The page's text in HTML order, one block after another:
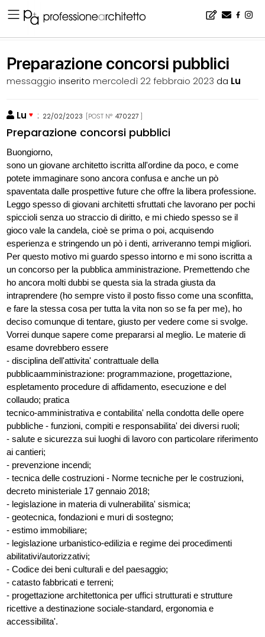
Preparazione concorsi pubblici
messaggio inseritomercoledì 22 febbraio 2023 da Lu
Lu : 22/02/2023 [POST N° 470227 ]
Preparazione concorsi pubblici
Buongiorno,
sono un giovane architetto iscritta all'ordine da poco, e come
potete immaginare sono ancora confusa e anche un pò
spaventata dalle prospettive future che offre la libera professione.
Leggo spesso di giovani architetti sfruttati che lavorano per pochi
spiccioli senza uo straccio di diritto, e mi chiedo spesso se il
gioco vale la candela, cioè se prima o poi, acquisendo
esperienza e stringendo un pò i denti, arriveranno tempi migliori.
Per questo motivo mi guardo spesso intorno e mi sono iscritta a
un concorso per la pubblica amministrazione. Premettendo che
ho ancora molti dubbi se questa sia la strada giusta da
intraprendere (ho sempre visto il posto fisso come una sconfitta,
e fare la stessa cosa per tutta la vita non so se fa per me), ho
deciso comunque di tentare, giusto per vedere come si svolge.
Vorrei dunque sapere come prepararsi al meglio. Le materie di
esame dovrebbero essere
- disciplina dell'attivita' contrattuale della
pubblicaamministrazione: programmazione, progettazione,
espletamento procedure di affidamento, esecuzione e del
collaudo; pratica
tecnico-amministrativa e contabilita' nella condotta delle opere
pubbliche - funzioni, compiti e responsabilita' dei diversi ruoli;
- salute e sicurezza sui luoghi di lavoro con particolare riferimento
ai cantieri;
- prevenzione incendi;
- tecnica delle costruzioni - Norme tecniche per le costruzioni,
decreto ministeriale 17 gennaio 2018;
- legislazione in materia di vulnerabilita' sismica;
- geotecnica, fondazioni e muri di sostegno;
- estimo immobiliare;
- legislazione urbanistico-edilizia e regime dei procedimenti
abilitativi/autorizzativi;
- Codice dei beni culturali e del paesaggio;
- catasto fabbricati e terreni;
- progettazione architettonica per uffici strutturati e strutture
ricettive a destinazione sociale-standard, ergonomia e
accessibilita'.